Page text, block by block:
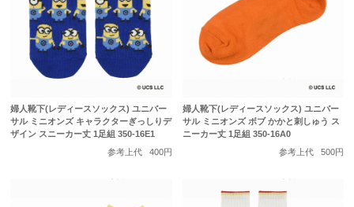
婦人靴下(レディースソックス) ユニバー
サル ミニオンズ キャラクターぎっしりデ
ザイン スニーカー丈 1足組 350-16E1
参考上代
400円
婦人靴下(レディースソックス) ユニバー
サル ミニオンズ ボブ かかと刺しゅう ス
ニーカー丈 1足組 350-16A0
参考上代
500円